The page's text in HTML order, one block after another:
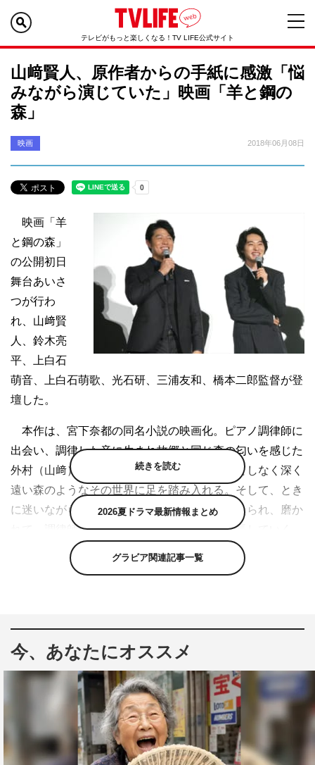
テレビがもっと楽しくなる！TV LIFE公式サイト
山﨑賢人、原作者からの手紙に感激「悩
みながら演じていた」映画「羊と鋼の
森」
映画 2018年06月08日
映画「羊
と鋼の森」
の公開初日
舞台あいさ
つが行わ
れ、山﨑賢
人、鈴木亮
平、上白石
萌音、上白石萌歌、光石研、三浦友和、橋本二郎監督が登
壇した。
本作は、宮下奈都の同名小説の映画化。ピアノ調律師に
出会い、調律した音に生まれ故郷と同じ森の匂いを感じた
外村（山﨑）が、調律の世界に見せられ、果てしなく深く
遠い森のようなその世界に足を踏み入れる。そして、とき
に迷いながらもピアノに関わる多くの人に支えられ、磨か
れて、調律師として、人としてたくましく成長していく。
初日を迎え、山﨑は「あのー…。去年の冬に北海道で、
すると、鈴木が「今、賢人が小声で『ダメだ、調律しな
いと～！』って。大丈夫だよ」と優しく励ますと、「今日
はコメント力、調律してきました」とドヤ顔の山﨑。しか
し、鈴木から「5分前にも言ってたけど、今の調律できて
たの？」とツッコまれた。
続きを読む
2026夏ドラマ最新情報まとめ
グラビア関連記事一覧
今、あなたにオススメ